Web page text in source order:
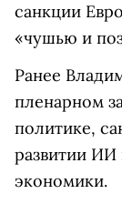
санкции
«чушью и
Ранее
пленарном
политике,
развитии ИИ
экономики.